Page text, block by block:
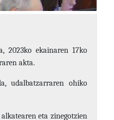
2023ko ekainaren 17ko
akta.
udalbatzarraren ohiko
eta zinegotzien